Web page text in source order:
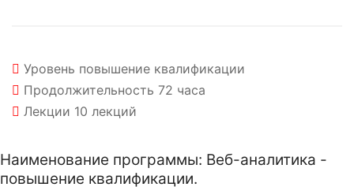
Уровень повышение квалификации
Продолжительность 72 часа
Лекции 10 лекций
Наименование программы: Веб-аналитика -
повышение квалификации.